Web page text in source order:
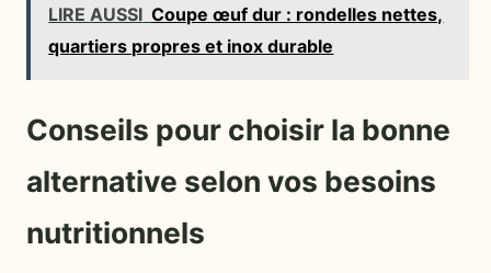
LIRE AUSSI Coupe œuf dur : rondelles nettes,
quartiers propres et inox durable
Conseils pour choisir la bonne
alternative selon vos besoins
nutritionnels